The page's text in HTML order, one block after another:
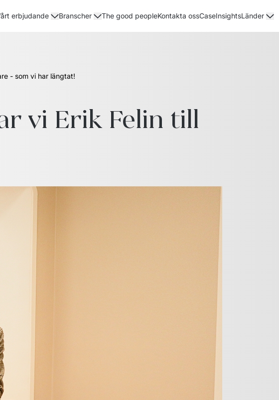
erbjudande Branscher The good peopleKontakta ossCaseInsightsLänder
- som vi har längtat!
vi Erik Felin till